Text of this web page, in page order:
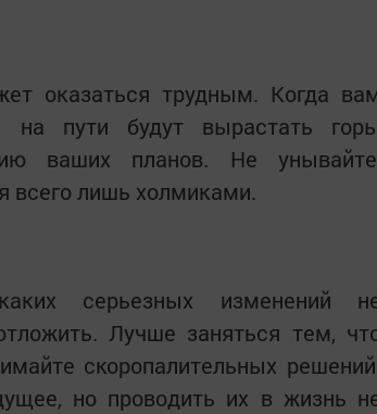
оказаться трудным. Когда
на пути будут вырастать
ваших планов. Не
всего лишь холмиками.
серьезных изменений
Лучше заняться тем,
скоропалительных
но проводить их в жизнь